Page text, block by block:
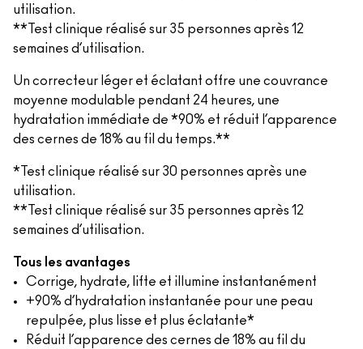
utilisation.
**Test clinique réalisé sur 35 personnes après 12
semaines d’utilisation.
Un correcteur léger et éclatant offre une couvrance
moyenne modulable pendant 24 heures, une
hydratation immédiate de *90% et réduit l’apparence
des cernes de 18% au fil du temps.**
*Test clinique réalisé sur 30 personnes après une
utilisation.
**Test clinique réalisé sur 35 personnes après 12
semaines d’utilisation.
Tous les avantages
Corrige, hydrate, lifte et illumine instantanément
+90% d’hydratation instantanée pour une peau
repulpée, plus lisse et plus éclatante*
Réduit l’apparence des cernes de 18% au fil du